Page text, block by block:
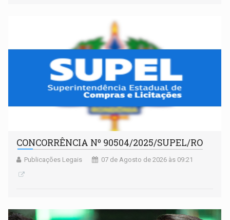
CONCORRÊNCIA Nº 90504/2025/SUPEL/RO
Publicações Legais 07 de Agosto de 2026 às 09:21